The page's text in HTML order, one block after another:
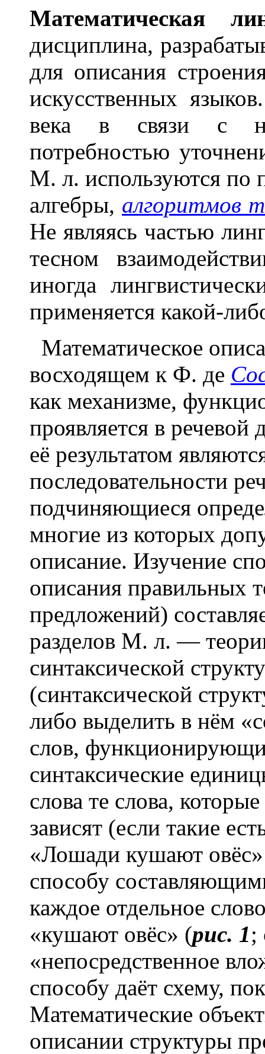
Математическая
дисциплина,
для описания
искусственных
века в связи с
потребностью
М. л. используются по
алгебры, алгоритмов
Не являясь частью
тесном
иногда
применяется какой-
Математическое
восходящем к Ф. де
как механизме,
проявляется в речевой
её результатом
последовательности
подчиняющиеся
многие из которых
описание. Изучение
описания правильных
предложений)
разделов М. л. —
синтаксической
(синтаксической
либо выделить в нём
слов,
синтаксические
слова те слова,
зависят (если такие
«Лошади кушают
способу
каждое отдельное
«кушают овёс» (рис. 1;
«непосредственное
способу даёт схему,
Математические
описании структуры